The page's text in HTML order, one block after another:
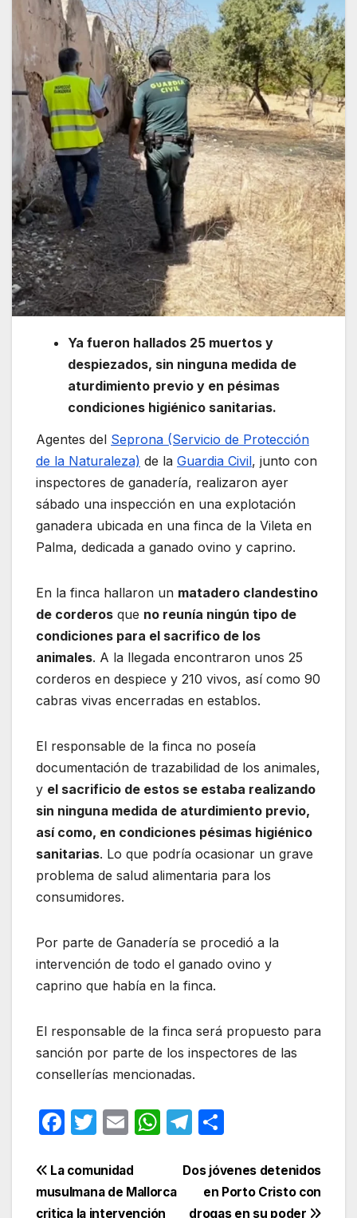
Ya fueron hallados 25 muertos y
despiezados, sin ninguna medida de
aturdimiento previo y en pésimas
condiciones higiénico sanitarias.
Agentes del Seprona (Servicio de Protección
de la Naturaleza) de la Guardia Civil, junto con
inspectores de ganadería, realizaron ayer
sábado una inspección en una explotación
ganadera ubicada en una finca de la Vileta en
Palma, dedicada a ganado ovino y caprino.
En la finca hallaron un matadero clandestino
de corderos que no reunía ningún tipo de
condiciones para el sacrifico de los
animales. A la llegada encontraron unos 25
corderos en despiece y 210 vivos, así como 90
cabras vivas encerradas en establos.
El responsable de la finca no poseía
documentación de trazabilidad de los animales,
y el sacrificio de estos se estaba realizando
sin ninguna medida de aturdimiento previo,
así como, en condiciones pésimas higiénico
sanitarias. Lo que podría ocasionar un grave
problema de salud alimentaria para los
consumidores.
Por parte de Ganadería se procedió a la
intervención de todo el ganado ovino y
caprino que había en la finca.
El responsable de la finca será propuesto para
sanción por parte de los inspectores de las
consellerías mencionadas.
F
c
e
T
itt
er
E
ail
W
s
T
e
gr
m
p
Navegación
de
Dos jóvenes detenidos
en Porto Cristo con
drogas en su poder
La comunidad
musulmana de Mallorca
critica la intervención